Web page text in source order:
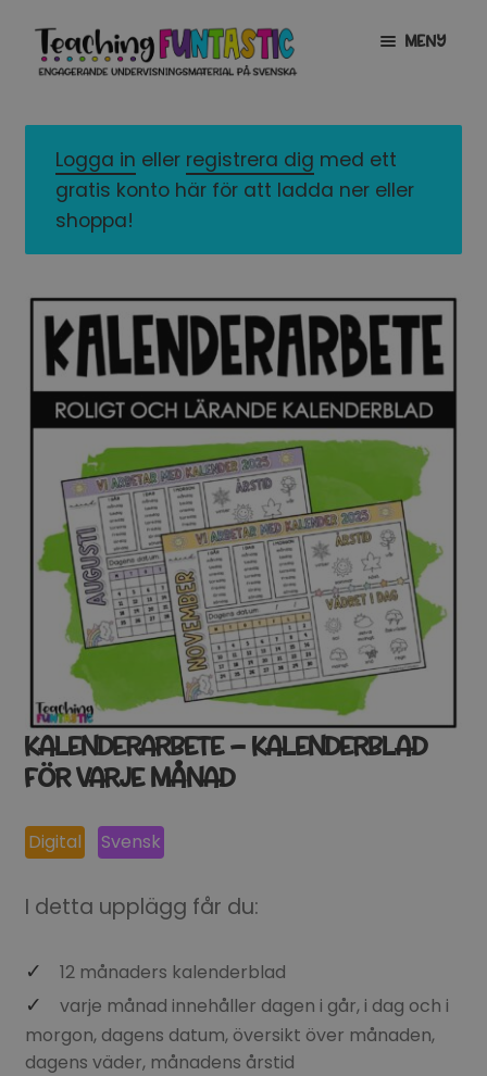
Hoppa
till
navigering
Gå
till
innehåll
MENY
MITT KONTO
GRATISMATERIAL
LICENSER
EXPANDERA
UNDERMENY
TYPSNITT
Logga in eller registrera dig med ett
gratis konto här för att ladda ner eller
shoppa!
KALENDERARBETE – KALENDERBLAD
FÖR VARJE MÅNAD
Digital Svensk
I detta upplägg får du:
12 månaders kalenderblad
varje månad innehåller dagen i går, i dag och i
morgon, dagens datum, översikt över månaden,
dagens väder, månadens årstid